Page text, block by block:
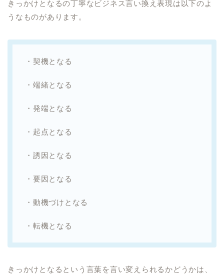
きっかけとなるの丁寧なビジネス言い換え表現は以下のよ
うなものがあります。
・契機となる
・端緒となる
・発端となる
・起点となる
・誘因となる
・要因となる
・動機づけとなる
・転機となる
きっかけとなるという言葉を言い変えられるかどうかは、